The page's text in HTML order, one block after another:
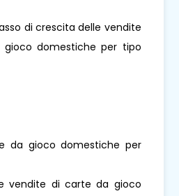
di crescita delle vendite
domestiche per tipo
da gioco domestiche per
vendite di carte da gioco